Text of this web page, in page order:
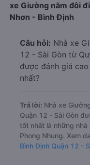
xe Giường nằm đôi
Nhơn - Bình Định
Câu hỏi: Nhà xe
12 - Sài Gòn từ
được đánh giá
nhất?
Trả lời: Nhà xe
Quận 12 - Sài Gòn
tốt nhất là những nhà
Phong Nhung. Xem
Bình Định Quận 12 -